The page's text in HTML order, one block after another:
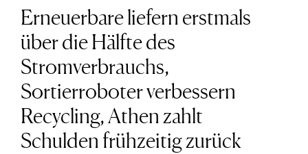
Erneuerbare liefern erstmals
über die Hälfte des
Stromverbrauchs,
Sortierroboter verbessern
Recycling, Athen zahlt
Schulden frühzeitig zurück